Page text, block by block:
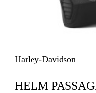
Harley-Davidson
HELM